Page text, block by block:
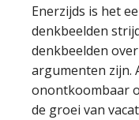
Enerzijds is het
denkbeelden
denkbeelden
argumenten zijn.
onontkoombaar
de groei van